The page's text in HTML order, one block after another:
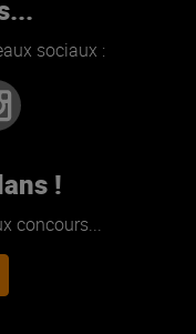
sociaux :
!
concours...